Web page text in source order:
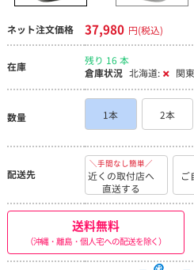
ネット注文価格 37,980 円(税込)
在庫
残り 16 本
倉庫状況 北海道: 関
数量 1本 2本
配送先
＼手間なし簡単／
近くの取付店へ
直送する
ご
送料無料
（沖縄・離島・個人宅への配送を除く）